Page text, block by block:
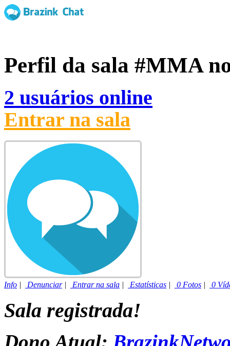
Perfil da sala #MMA
2 usuários online
Entrar na sala
Info | Denunciar| Entrar na sala | Estatísticas | 0 Fotos | 0
Sala registrada!